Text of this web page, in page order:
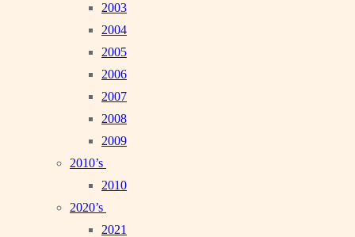
2003
2004
2005
2006
2007
2008
2009
2010’s
2010
2020’s
2021